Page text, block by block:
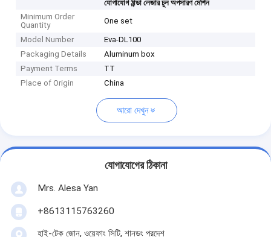
যোগাযোগ ঠান্ডা লেজার চুল অপসারণ মেশিন
Minimum Order
Quantity
One set
Model Number
Eva-DL100
Packaging Details
Aluminum box
Payment Terms
TT
Place of Origin
China
আরো দেখুন
যোগাযোগের ঠিকানা
Mrs. Alesa Yan
+8613115763260
হাই-টেক জোন, ওয়েফাং সিটি, শানডং প্রদেশ